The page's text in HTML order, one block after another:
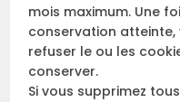
mois maximum. Une
conservation atteinte,
refuser le ou les
conserver.
Si vous supprimez